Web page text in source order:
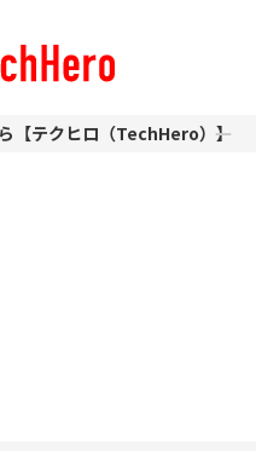
デザインツールを使用
） └進行管理 └品質管理
ジェクトで円滑にコミ
発経験4年以上
発経験
【テクヒロ（TechHero）】